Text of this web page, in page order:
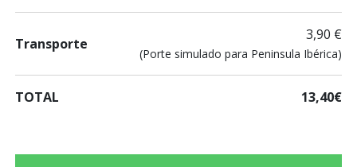
Transporte
3,90 €
(Porte simulado para Peninsula Ibérica)
TOTAL 13,40€